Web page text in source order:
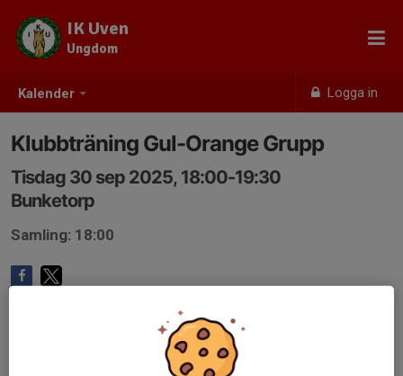
Kalender Logga in
IK Uven
Ungdom
Klubbträning Gul-Orange Grupp
Tisdag 30 sep 2025, 18:00-19:30
Bunketorp
Samling: 18:00